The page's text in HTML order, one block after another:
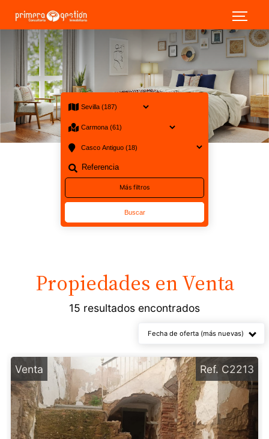
15 Venta en Sevilla Carmona Casco Antiguo · Viviendas Casa
Más filtros
Buscar
Propiedades enVenta
15 resultados encontrados
Fecha de oferta (más nuevas)
Venta Ref. C2213